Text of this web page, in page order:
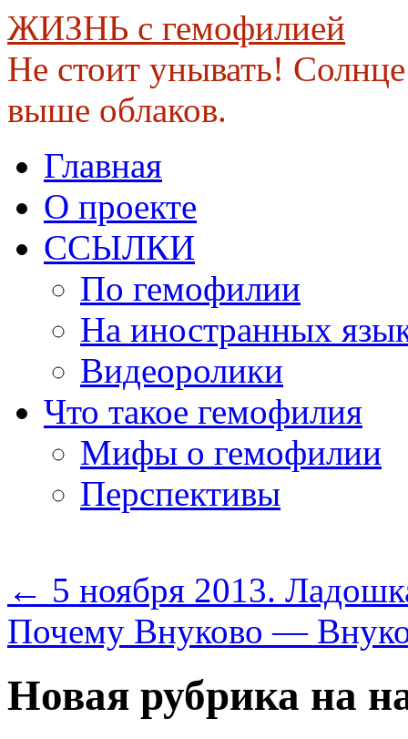
ЖИЗНЬ с гемофилией
Не стоит унывать!
выше облаков.
to
contentГлавная
О проекте
ССЫЛКИ
По гемофилии
На иностранных
Видеоролики
Что такое гемофилия
Мифы о гемофилии
Перспективы
← 5 ноября 2013.
Почему Внуково —
Новая рубрика на